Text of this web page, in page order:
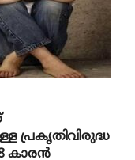
പ്രകൃതിവിരുദ്ധ
കാരൻ